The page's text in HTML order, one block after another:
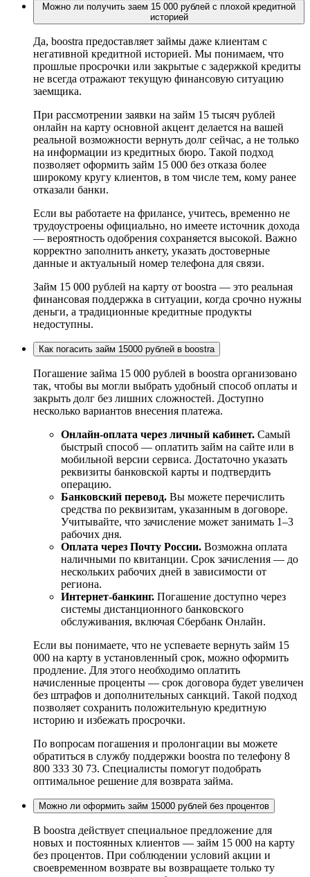
Можно ли получить заем 15 000 рублей с плохой кредитной
историей
Да, boostra предоставляет займы даже клиентам с
негативной кредитной историей. Мы понимаем, что
прошлые просрочки или закрытые с задержкой кредиты
не всегда отражают текущую финансовую ситуацию
заемщика.
При рассмотрении заявки на займ 15 тысяч рублей
онлайн на карту основной акцент делается на вашей
реальной возможности вернуть долг сейчас, а не только
на информации из кредитных бюро. Такой подход
позволяет оформить займ 15 000 без отказа более
широкому кругу клиентов, в том числе тем, кому ранее
отказали банки.
Если вы работаете на фрилансе, учитесь, временно не
трудоустроены официально, но имеете источник дохода
— вероятность одобрения сохраняется высокой. Важно
корректно заполнить анкету, указать достоверные
данные и актуальный номер телефона для связи.
Займ 15 000 рублей на карту от boostra — это реальная
финансовая поддержка в ситуации, когда срочно нужны
деньги, а традиционные кредитные продукты
недоступны.
Как погасить займ 15000 рублей в boostra
Погашение займа 15 000 рублей в boostra организовано
так, чтобы вы могли выбрать удобный способ оплаты и
закрыть долг без лишних сложностей. Доступно
несколько вариантов внесения платежа.
Онлайн-оплата через личный кабинет. Самый
быстрый способ — оплатить займ на сайте или в
мобильной версии сервиса. Достаточно указать
реквизиты банковской карты и подтвердить
операцию.
Банковский перевод. Вы можете перечислить
средства по реквизитам, указанным в договоре.
Учитывайте, что зачисление может занимать 1–3
рабочих дня.
Оплата через Почту России. Возможна оплата
наличными по квитанции. Срок зачисления — до
нескольких рабочих дней в зависимости от
региона.
Интернет-банкинг. Погашение доступно через
системы дистанционного банковского
обслуживания, включая Сбербанк Онлайн.
Если вы понимаете, что не успеваете вернуть займ 15
000 на карту в установленный срок, можно оформить
продление. Для этого необходимо оплатить
начисленные проценты — срок договора будет увеличен
без штрафов и дополнительных санкций. Такой подход
позволяет сохранить положительную кредитную
историю и избежать просрочки.
По вопросам погашения и пролонгации вы можете
обратиться в службу поддержки boostra по телефону 8
800 333 30 73. Специалисты помогут подобрать
оптимальное решение для возврата займа.
Можно ли оформить займ 15000 рублей без процентов
В boostra действует специальное предложение для
новых и постоянных клиентов — займ 15 000 на карту
без процентов. При соблюдении условий акции и
своевременном возврате вы возвращаете только ту